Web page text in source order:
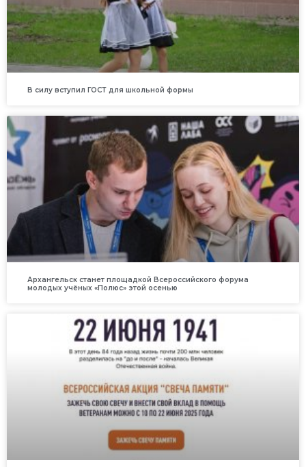
В силу вступил ГОСТ для школьной формы
Архангельск станет площадкой Всероссийского форума
молодых учёных «Полюс» этой осенью